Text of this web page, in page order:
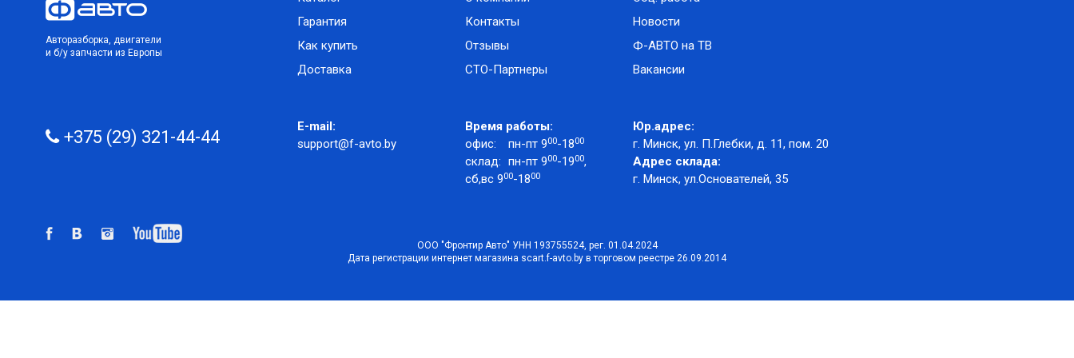
Авторазборка, двигатели
и б/у запчасти из Европы
Гарантия
Как купить
Доставка
Контакты
Отзывы
СТО-Партнеры
Новости
Ф-АВТО на ТВ
Вакансии
+375 (29) 321-44-44
E-mail:
support@f-avto.by
Время работы:
офис:
пн-пт 900-1800
склад: пн-пт 900-1900,
сб,вс 900-1800
Юр.адрес:
г. Минск, ул. П.Глебки, д. 11, пом. 20
Адрес склада:
г. Минск, ул.Основателей, 35
ООО "Фронтир Авто" УНН 193755524, рег. 01.04.2024
Дата регистрации интернет магазина scart.f-avto.by в торговом реестре 26.09.2014